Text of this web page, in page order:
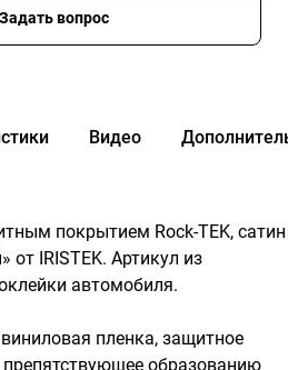
Задать вопрос
Видео
покрытием Rock-TEK, сатин
от IRISTEK. Артикул из
автомобиля.
пленка, защитное
препятствующее образованию